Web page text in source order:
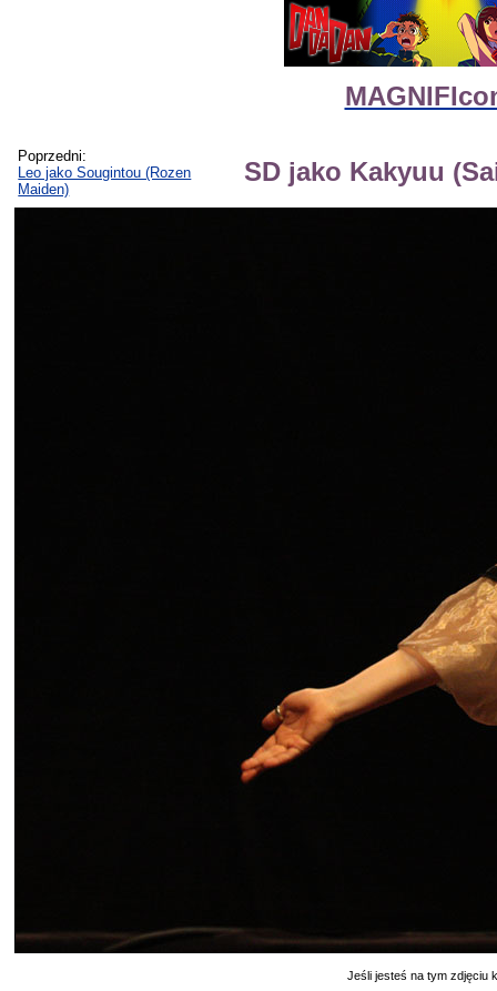
Poprzedni:
Leo jako Sougintou (Rozen
Maiden)
SD jako Kakyuu
Jeśli jesteś na tym zdjęciu